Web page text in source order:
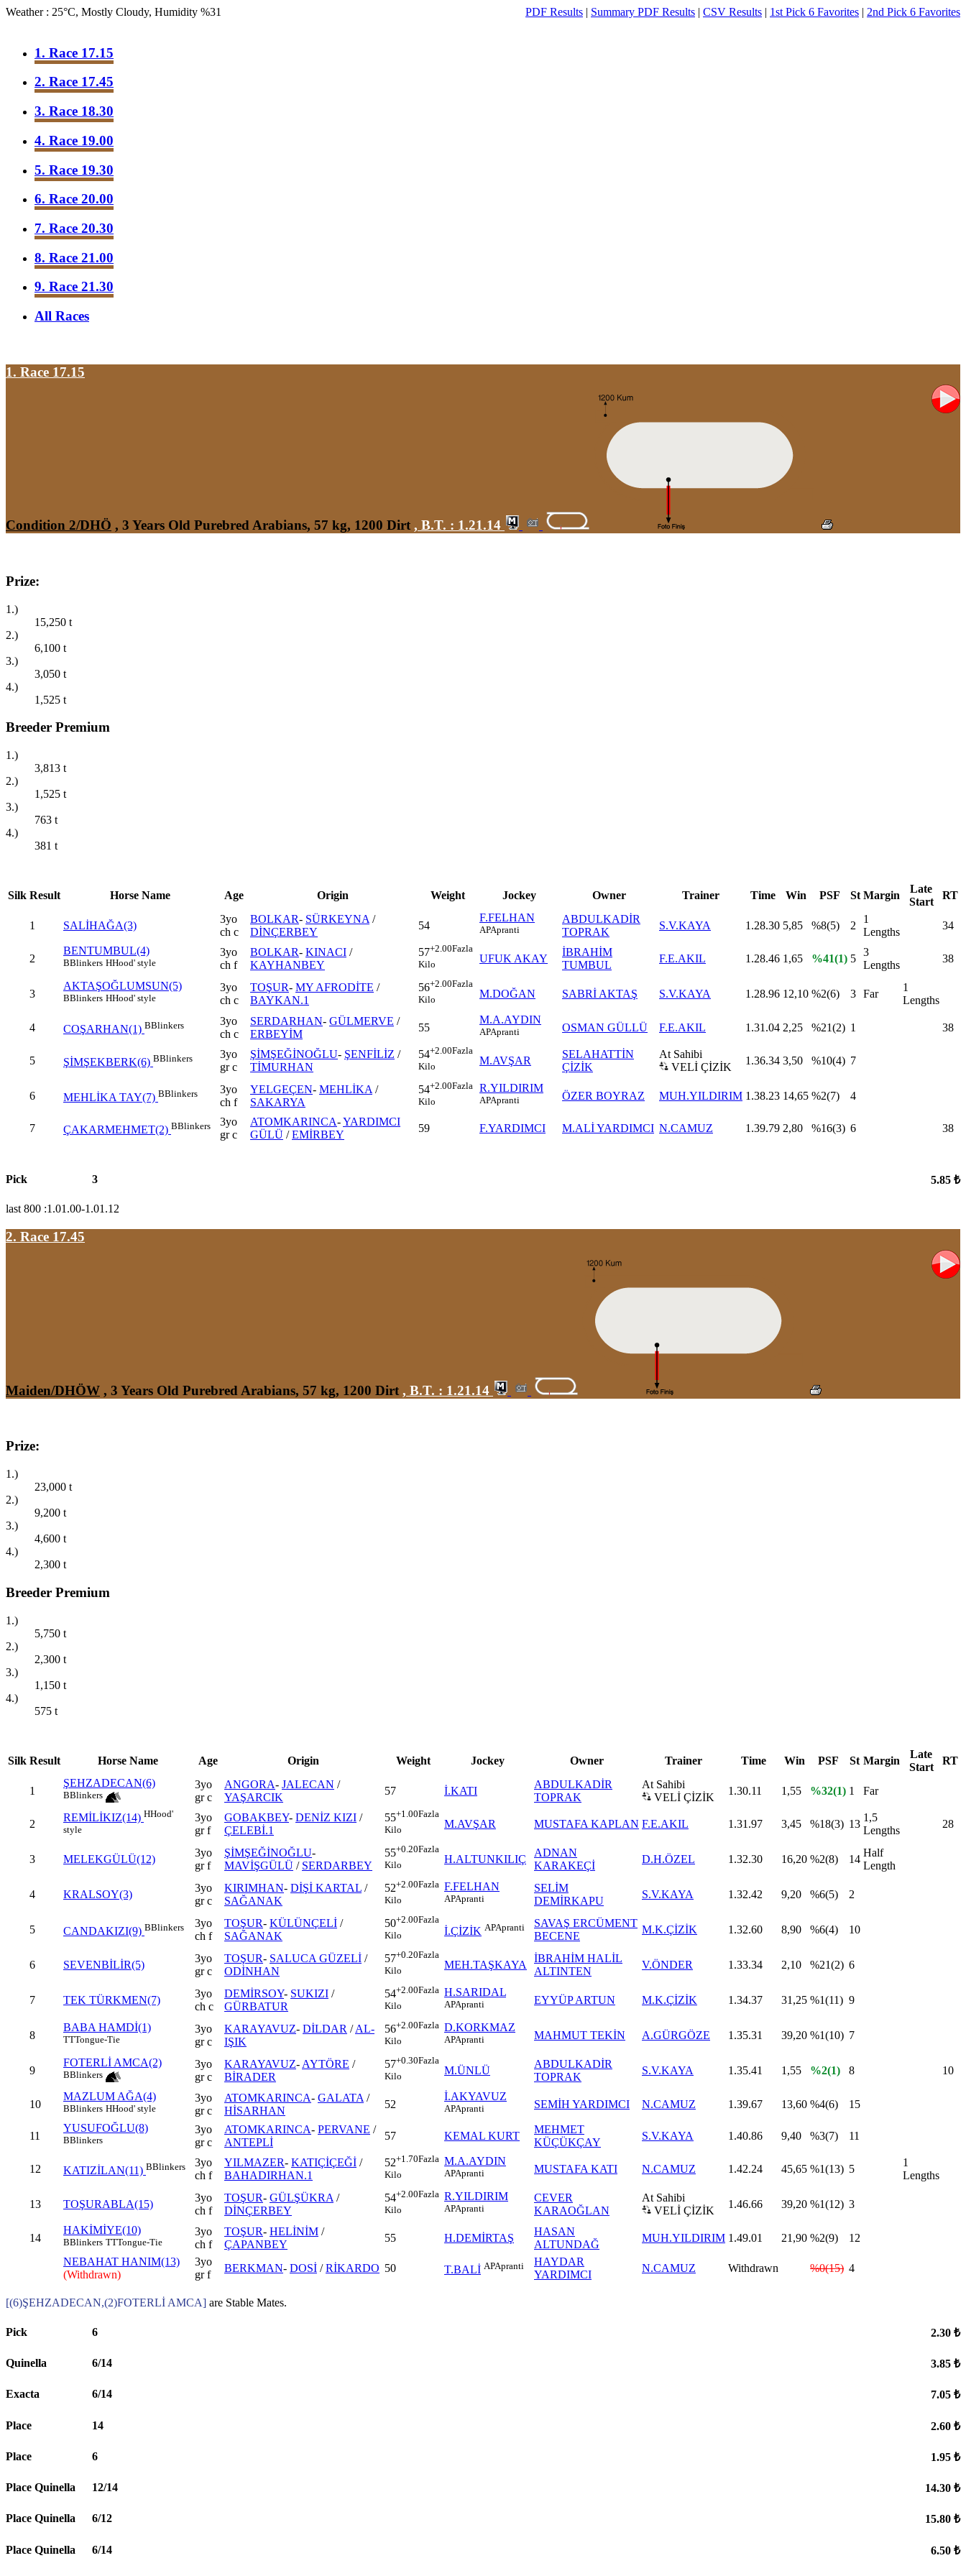
Weather : 25°C, Mostly Cloudy, Humidity %31 PDF Results | Summary PDF Results | CSV Results | 1st Pick 6 Favorites | 2nd Pick 6 Favorites
1. Race 17.15
2. Race 17.45
3. Race 18.30
4. Race 19.00
5. Race 19.30
6. Race 20.00
7. Race 20.30
8. Race 21.00
9. Race 21.30
All Races
1. Race 17.15
Condition 2/DHÖ , 3 Years Old Purebred Arabians, 57 kg, 1200 Dirt , B.T. : 1.21.14
Prize:
1.)
15,250 t
2.)
6,100 t
3.)
3,050 t
4.)
1,525 t
Breeder Premium
1.)
3,813 t
2.)
1,525 t
3.)
763 t
4.)
381 t
Silk Result Horse Name Age Origin Weight Jockey Owner Trainer Time Win PSF St Margin
Late
Start
RT
1 SALİHAĞA(3)
3yo
ch c
BOLKAR- SÜRKEYNA /
DİNÇERBEY
54
F.FELHAN
APApranti
ABDULKADİR
TOPRAK
S.V.KAYA 1.28.30 5,85 %8(5) 2
1
Lengths
34
2
BENTUMBUL(4)
BBlinkers HHood' style
3yo
ch f
BOLKAR- KINACI /
KAYHANBEY
57+2.00Fazla
Kilo
UFUK AKAY
İBRAHİM
TUMBUL
F.E.AKIL 1.28.46 1,65 %41(1) 5
3
Lengths
38
3
AKTAŞOĞLUMSUN(5)
BBlinkers HHood' style
3yo
ch c
TOŞUR- MY AFRODİTE /
BAYKAN.1
56+2.00Fazla
Kilo
M.DOĞAN SABRİ AKTAŞ S.V.KAYA 1.28.96 12,10 %2(6) 3 Far
1
Lengths
4 COŞARHAN(1) BBlinkers
3yo
ch c
SERDARHAN- GÜLMERVE /
ERBEYİM
55
M.A.AYDIN
APApranti OSMAN GÜLLÜ F.E.AKIL 1.31.04 2,25 %21(2) 1 38
5 ŞİMŞEKBERK(6) BBlinkers
3yo
gr c
ŞİMŞEĞİNOĞLU- ŞENFİLİZ /
TİMURHAN
54+2.00Fazla
Kilo
M.AVŞAR
SELAHATTİN
ÇİZİK
At Sahibi
VELİ ÇİZİK
1.36.34 3,50 %10(4) 7
6 MEHLİKA TAY(7) BBlinkers
3yo
ch f
YELGEÇEN- MEHLİKA /
SAKARYA
54+2.00Fazla
Kilo
R.YILDIRIM
APApranti ÖZER BOYRAZ MUH.YILDIRIM 1.38.23 14,65 %2(7) 4
7 ÇAKARMEHMET(2) BBlinkers
3yo
gr c
ATOMKARINCA-YARDIMCI
GÜLÜ /EMİRBEY
59 F.YARDIMCI M.ALİ YARDIMCI N.CAMUZ 1.39.79 2,80 %16(3) 6 38
Pick 3 5.85 ₺
last 800 :1.01.00-1.01.12
2. Race 17.45
Maiden/DHÖW , 3 Years Old Purebred Arabians, 57 kg, 1200 Dirt , B.T. : 1.21.14
Prize:
1.)
23,000 t
2.)
9,200 t
3.)
4,600 t
4.)
2,300 t
Breeder Premium
1.)
5,750 t
2.)
2,300 t
3.)
1,150 t
4.)
575 t
Silk Result Horse Name Age Origin Weight Jockey Owner Trainer Time Win PSF St Margin
Late
Start
RT
1
ŞEHZADECAN(6)
BBlinkers
3yo
gr c
ANGORA- JALECAN /
YAŞARCIK
57 İ.KATI
ABDULKADİR
TOPRAK
At Sahibi
VELİ ÇİZİK
1.30.11 1,55 %32(1) 1 Far
2
REMİLİKIZ(14) HHood'
style
3yo
gr f
GOBAKBEY- DENİZ KIZI /
ÇELEBİ.1
55+1.00Fazla
Kilo
M.AVŞAR MUSTAFA KAPLAN F.E.AKIL 1.31.97 3,45 %18(3) 13
1,5
Lengths
28
3 MELEKGÜLÜ(12)
3yo
gr f
ŞİMŞEĞİNOĞLU-
MAVİŞGÜLÜ / SERDARBEY
55+0.20Fazla
Kilo
H.ALTUNKILIÇ
ADNAN
KARAKEÇİ
D.H.ÖZEL 1.32.30 16,20 %2(8) 14
Half
Length
4 KRALSOY(3)
3yo
gr c
KIRIMHAN- DİŞİ KARTAL /
SAĞANAK
52+2.00Fazla
Kilo
F.FELHAN
APApranti
SELİM
DEMİRKAPU
S.V.KAYA 1.32.42 9,20 %6(5) 2
5 CANDAKIZI(9) BBlinkers
3yo
ch f
TOŞUR- KÜLÜNÇELİ /
SAĞANAK
50+2.00Fazla
Kilo
İ.ÇİZİK APApranti
SAVAŞ ERCÜMENT
BECENE
M.K.ÇİZİK 1.32.60 8,90 %6(4) 10
6 SEVENBİLİR(5)
3yo
gr c
TOŞUR- SALUCA GÜZELİ /
ODİNHAN
57+0.20Fazla
Kilo
MEH.TAŞKAYA
İBRAHİM HALİL
ALTINTEN
V.ÖNDER 1.33.34 2,10 %21(2) 6
7 TEK TÜRKMEN(7)
3yo
ch c
DEMİRSOY- SUKIZI /
GÜRBATUR
54+2.00Fazla
Kilo
H.SARIDAL
APApranti EYYÜP ARTUN M.K.ÇİZİK 1.34.37 31,25 %1(11) 9
8
BABA HAMDİ(1)
TTTongue-Tie
3yo
gr c
KARAYAVUZ- DİLDAR /AL-
IŞIK
56+2.00Fazla
Kilo
D.KORKMAZ
APApranti MAHMUT TEKİN A.GÜRGÖZE 1.35.31 39,20 %1(10) 7
9
FOTERLİ AMCA(2)
BBlinkers
3yo
gr c
KARAYAVUZ- AYTÖRE /
BİRADER
57+0.30Fazla
Kilo
M.ÜNLÜ
ABDULKADİR
TOPRAK
S.V.KAYA 1.35.41 1,55 %2(1) 8 10
10
MAZLUM AĞA(4)
BBlinkers HHood' style
3yo
gr c
ATOMKARINCA- GALATA /
HİSARHAN
52
İ.AKYAVUZ
APApranti SEMİH YARDIMCI N.CAMUZ 1.39.67 13,60 %4(6) 15
11
YUSUFOĞLU(8)
BBlinkers
3yo
gr c
ATOMKARINCA- PERVANE /
ANTEPLİ
57 KEMAL KURT
MEHMET
KÜÇÜKÇAY
S.V.KAYA 1.40.86 9,40 %3(7) 11
12 KATIZİLAN(11) BBlinkers
3yo
ch f
YILMAZER- KATIÇİÇEĞİ /
BAHADIRHAN.1
52+1.70Fazla
Kilo
M.A.AYDIN
APApranti MUSTAFA KATI N.CAMUZ 1.42.24 45,65 %1(13) 5
1
Lengths
13 TOŞURABLA(15)
3yo
ch f
TOŞUR- GÜLŞÜKRA /
DİNÇERBEY
54+2.00Fazla
Kilo
R.YILDIRIM
APApranti
CEVER
KARAOĞLAN
At Sahibi
VELİ ÇİZİK
1.46.66 39,20 %1(12) 3
14
HAKİMİYE(10)
BBlinkers TTTongue-Tie
3yo
ch f
TOŞUR- HELİNİM /
ÇAPANBEY
55 H.DEMİRTAŞ
HASAN
ALTUNDAĞ
MUH.YILDIRIM 1.49.01 21,90 %2(9)
12
NEBAHAT HANIM(13)
(Withdrawn)
3yo
gr f
BERKMAN- DOSİ /RİKARDO 50 T.BALİ APApranti
HAYDAR
YARDIMCI
N.CAMUZ Withdrawn %0(15) 4
[(6)ŞEHZADECAN,(2)FOTERLİ AMCA] are Stable Mates.
Pick 6 2.30 ₺
Quinella 6/14 3.85 ₺
Exacta 6/14 7.05 ₺
Place 14 2.60 ₺
Place 6 1.95 ₺
Place Quinella 12/14 14.30 ₺
Place Quinella 6/12 15.80 ₺
Place Quinella 6/14 6.50 ₺